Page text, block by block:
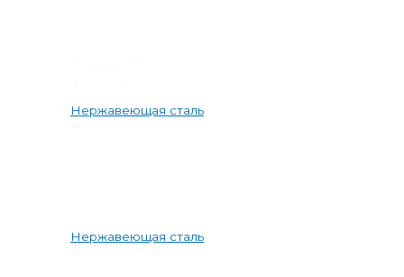
Нержавеющая сталь
Нержавеющая сталь